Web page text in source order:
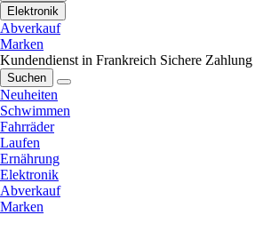
Elektronik
Abverkauf
Marken
Kundendienst in Frankreich Sichere Zahlung
Suchen
Neuheiten
Schwimmen
Fahrräder
Laufen
Ernährung
Elektronik
Abverkauf
Marken